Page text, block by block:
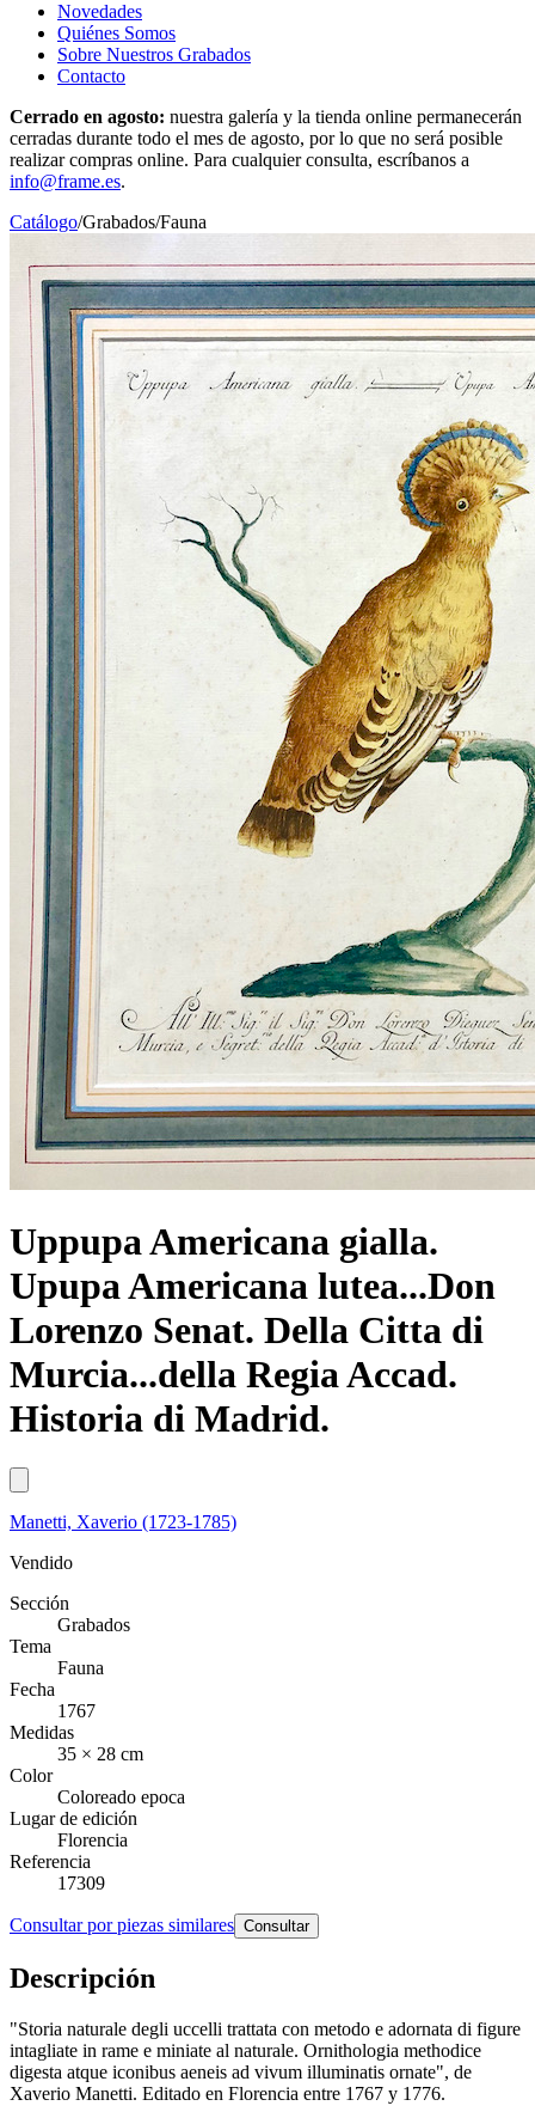
Novedades
Quiénes Somos
Sobre Nuestros Grabados
Contacto
Cerrado en agosto: nuestra galería y la tienda online permanecerán
cerradas durante todo el mes de agosto, por lo que no será posible
realizar compras online. Para cualquier consulta, escríbanos a
info@frame.es.
Catálogo/Grabados/Fauna
Uppupa Americana gialla.
Upupa Americana lutea...Don
Lorenzo Senat. Della Citta di
Murcia...della Regia Accad.
Historia di Madrid.
Manetti, Xaverio (1723-1785)
Vendido
Sección
Grabados
Tema
Fauna
Fecha
1767
Medidas
35 × 28 cm
Color
Coloreado epoca
Lugar de edición
Florencia
Referencia
17309
Consultar por piezas similares Consultar
Descripción
"Storia naturale degli uccelli trattata con metodo e adornata di figure
intagliate in rame e miniate al naturale. Ornithologia methodice
digesta atque iconibus aeneis ad vivum illuminatis ornate", de
Xaverio Manetti. Editado en Florencia entre 1767 y 1776.